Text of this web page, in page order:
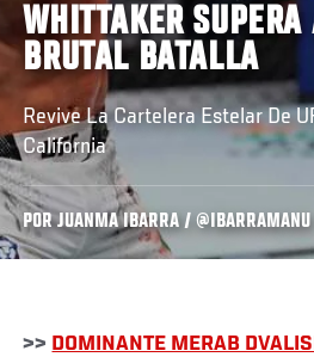
WHITTAKER SUPERA
BRUTAL BATALLA
Revive La Cartelera Estelar De
California
POR JUANMA IBARRA /
>> DOMINANTE MERAB